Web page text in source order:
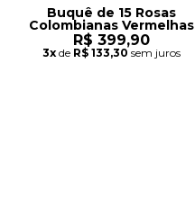
Buquê de 15 Rosas
Colombianas Vermelhas
R$ 399,90
3xde R$ 133,30 sem juros